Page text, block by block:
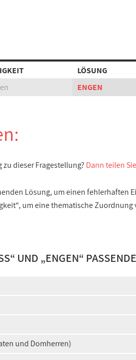
LÖSUNG
ENGEN
dieser Fragestellung? Dann teilen
Lösung, um einen fehlerhaften
um eine thematische
“ UND „ENGEN“
und Domherren)